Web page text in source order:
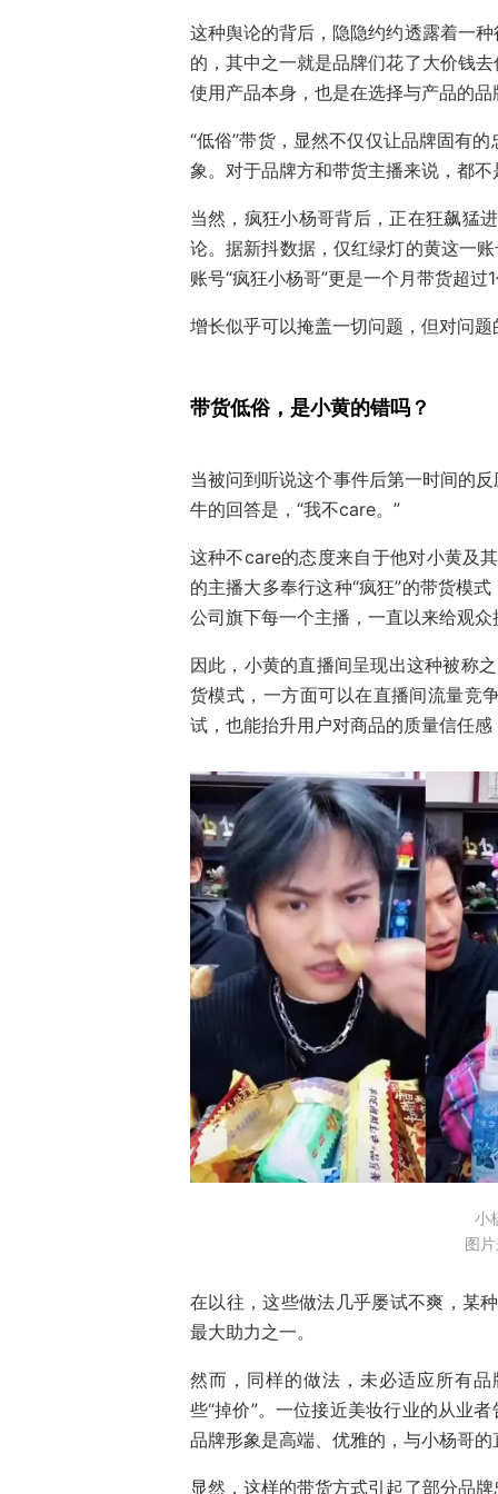
这种舆论的背后，隐隐约约透露着一
的，其中之一就是品牌们花了大价钱
使用产品本身，也是在选择与产品的
“低俗”带货，显然不仅仅让品牌固有
象。对于品牌方和带货主播来说，都
当然，疯狂小杨哥背后，正在狂飙猛
论。据新抖数据，仅红绿灯的黄这一
账号“疯狂小杨哥”更是一个月带货超过
增长似乎可以掩盖一切问题，但对问
带货低俗，是小黄的错吗？
当被问到听说这个事件后第一时间的
牛的回答是，“我不care。”
这种不care的态度来自于他对小黄及
的主播大多奉行这种“疯狂”的带货模
公司旗下每一个主播，一直以来给观
因此，小黄的直播间呈现出这种被称
货模式，一方面可以在直播间流量竞
试，也能抬升用户对商品的质量信任
小
图
在以往，这些做法几乎屡试不爽，某
最大助力之一。
然而，同样的做法，未必适应所有
些“掉价”。一位接近美妆行业的从业
品牌形象是高端、优雅的，与小杨哥
显然，这样的带货方式引起了部分品